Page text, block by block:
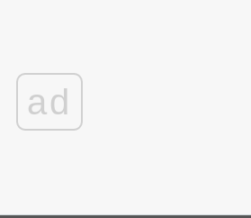
ad